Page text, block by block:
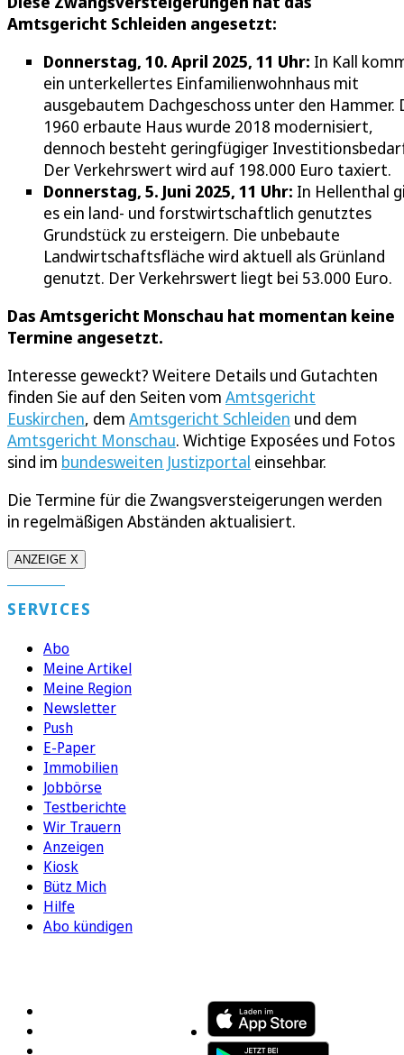
Amtsgericht Schleiden angesetzt:
Donnerstag, 10. April 2025, 11 Uhr: In Kall
ein unterkellertes Einfamilienwohnhaus mit
ausgebautem Dachgeschoss unter den Hammer.
1960 erbaute Haus wurde 2018 modernisiert,
dennoch besteht geringfügiger
Der Verkehrswert wird auf 198.000 Euro taxiert.
Donnerstag, 5. Juni 2025, 11 Uhr: In Hellenthal
es ein land- und forstwirtschaftlich genutztes
Grundstück zu ersteigern. Die unbebaute
Landwirtschaftsfläche wird aktuell als Grünland
genutzt. Der Verkehrswert liegt bei 53.000 Euro.
Das Amtsgericht Monschau hat momentan keine
Termine angesetzt.
Interesse geweckt? Weitere Details und Gutachten
finden Sie auf den Seiten vom Amtsgericht
Euskirchen, dem Amtsgericht Schleiden und dem
Amtsgericht Monschau. Wichtige Exposées und Fotos
sind im bundesweiten Justizportal einsehbar.
Die Termine für die Zwangsversteigerungen werden
in regelmäßigen Abständen aktualisiert.
ANZEIGE X
SERVICES
Abo
Meine Artikel
Meine Region
Newsletter
Push
E-Paper
Immobilien
Jobbörse
Testberichte
Wir Trauern
Anzeigen
Kiosk
Bütz Mich
Hilfe
Abo kündigen